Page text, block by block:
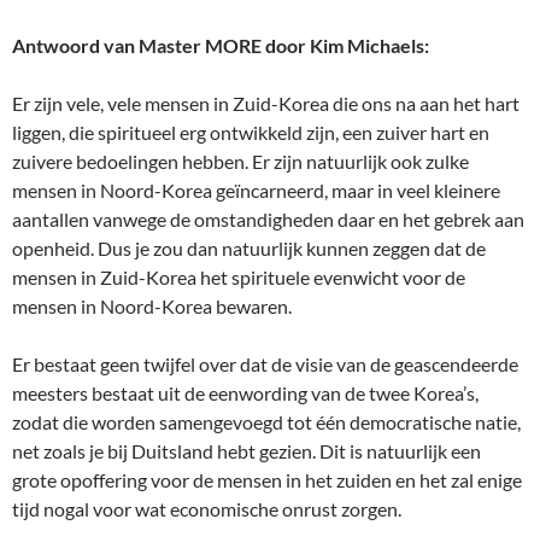
Antwoord van Master MORE door Kim Michaels:
Er zijn vele, vele mensen in Zuid-Korea die ons na aan het hart
liggen, die spiritueel erg ontwikkeld zijn, een zuiver hart en
zuivere bedoelingen hebben. Er zijn natuurlijk ook zulke
mensen in Noord-Korea geïncarneerd, maar in veel kleinere
aantallen vanwege de omstandigheden daar en het gebrek aan
openheid. Dus je zou dan natuurlijk kunnen zeggen dat de
mensen in Zuid-Korea het spirituele evenwicht voor de
mensen in Noord-Korea bewaren.
Er bestaat geen twijfel over dat de visie van de geascendeerde
meesters bestaat uit de eenwording van de twee Korea’s,
zodat die worden samengevoegd tot één democratische natie,
net zoals je bij Duitsland hebt gezien. Dit is natuurlijk een
grote opoffering voor de mensen in het zuiden en het zal enige
tijd nogal voor wat economische onrust zorgen.